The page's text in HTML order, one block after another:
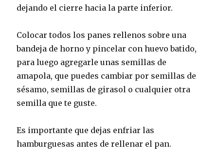
dejando el cierre hacia la parte inferior.
Colocar todos los panes rellenos sobre una
bandeja de horno y pincelar con huevo batido,
para luego agregarle unas semillas de
amapola, que puedes cambiar por semillas de
sésamo, semillas de girasol o cualquier otra
semilla que te guste.
Es importante que dejas enfriar las
hamburguesas antes de rellenar el pan.